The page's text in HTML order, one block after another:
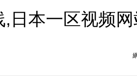
日本一区视频